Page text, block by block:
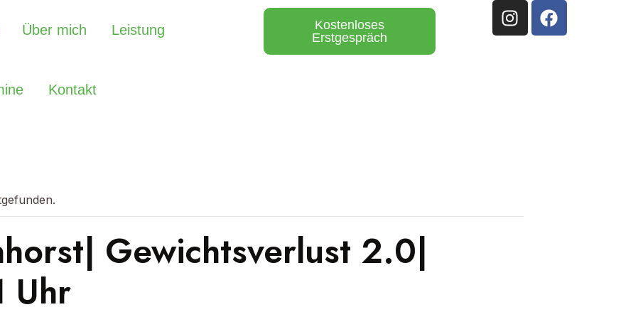
Über mich Leistung
Kontakt
Kostenloses
Erstgespräch
Gewichtsverlust 2.0|
Uhr